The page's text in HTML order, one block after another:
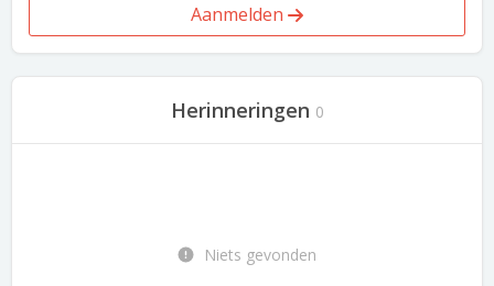
Aanmelden
Herinneringen 0
Niets gevonden